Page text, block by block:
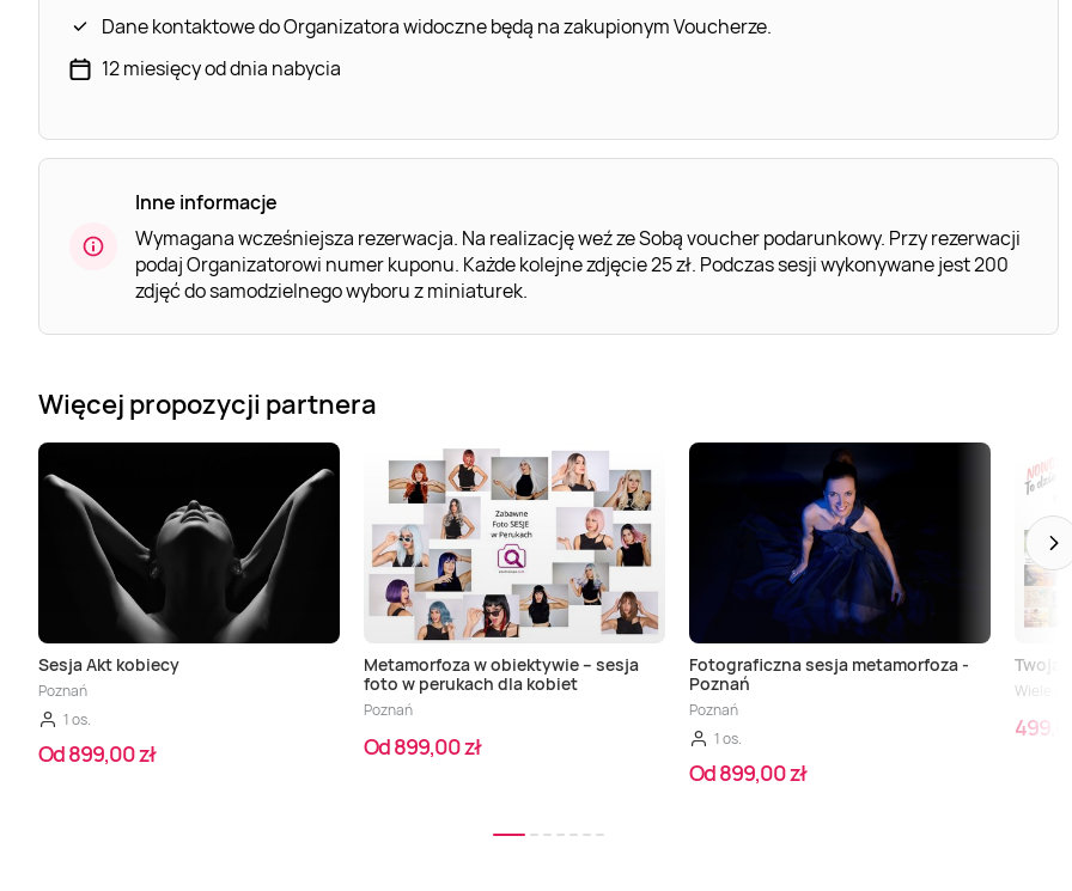
Dane kontaktowe do Organizatora widoczne będą na zakupionym Voucherze.
12 miesięcy od dnia nabycia
Inne informacje
Wymagana wcześniejsza rezerwacja. Na realizację weź ze Sobą voucher podarunkowy. Przy rezerwacji
podaj Organizatorowi numer kuponu. Każde kolejne zdjęcie 25 zł. Podczas sesji wykonywane jest 200
zdjęć do samodzielnego wyboru z miniaturek.
Więcej propozycji partnera
Sesja Akt kobiecy
Poznań
1 os.
Od 899,00 zł
Metamorfoza w obiektywie – sesja
foto w perukach dla kobiet
Poznań
Od 899,00 zł
Fotograficzna sesja metamorfoza -
Poznań
Poznań
1 os.
Od 899,00 zł
Twoja
Wiele
499,00